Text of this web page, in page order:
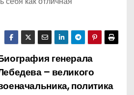
генерала
– великого
политика